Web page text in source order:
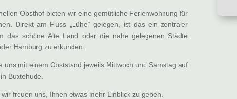
Obsthof bieten wir eine gemütliche Ferienwohnung für
Direkt am Fluss „Lühe“ gelegen, ist das ein zentraler
das schöne Alte Land oder die nahe gelegenen Städte
Hamburg zu erkunden.
uns mit einem Obststand jeweils Mittwoch und Samstag auf
Buxtehude.
freuen uns, Ihnen etwas mehr Einblick zu geben.